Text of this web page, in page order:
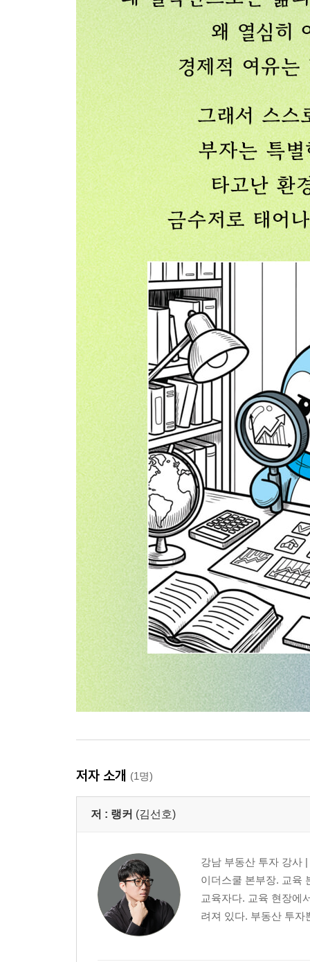
저자 소개 (1명)
저 : 랭커 (김선호)
강남 부동산 투자 강사
이더스쿨 본부장. 교육
교육자다. 교육 현장에
려져 있다. 부동산 투자